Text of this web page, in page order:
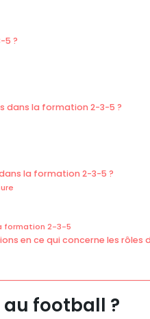
5 ?
dans la formation 2-3-5 ?
la formation 2-3-5 ?
formation 2-3-5
en ce qui concerne les rôles
football ?